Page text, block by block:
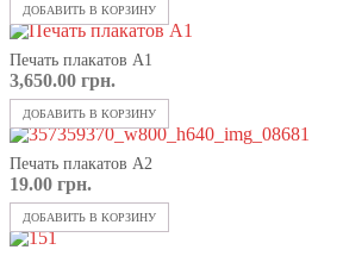
ДОБАВИТЬ В КОРЗИНУ
Печать плакатов А1
3,650.00 грн.
ДОБАВИТЬ В КОРЗИНУ
Печать плакатов А2
19.00 грн.
ДОБАВИТЬ В КОРЗИНУ